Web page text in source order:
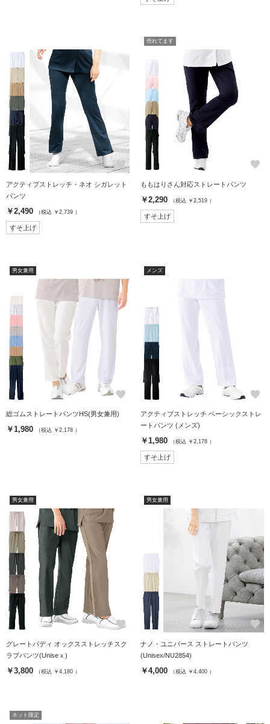
favorite
アクティブストレッチ・ネオ シガレット
パンツ
￥2,490 （税込 ￥2,739 ）
すそ上げ
売れてます
favorite
ももはりさん対応ストレートパンツ
￥2,290 （税込 ￥2,519 ）
すそ上げ
男女兼用
favorite
総ゴムストレートパンツHS(男女兼用)
￥1,980 （税込 ￥2,178 ）
メンズ
favorite
アクティブストレッチ ベーシックストレ
ートパンツ (メンズ)
￥1,980 （税込 ￥2,178 ）
すそ上げ
男女兼用
favorite
グレートバディ オックスストレッチスク
ラブパンツ(Uniseｘ)
￥3,800 （税込 ￥4,180 ）
男女兼用
favorite
ナノ・ユニバース ストレートパンツ
(Unisex/NU2854)
￥4,000 （税込 ￥4,400 ）
ネット限定